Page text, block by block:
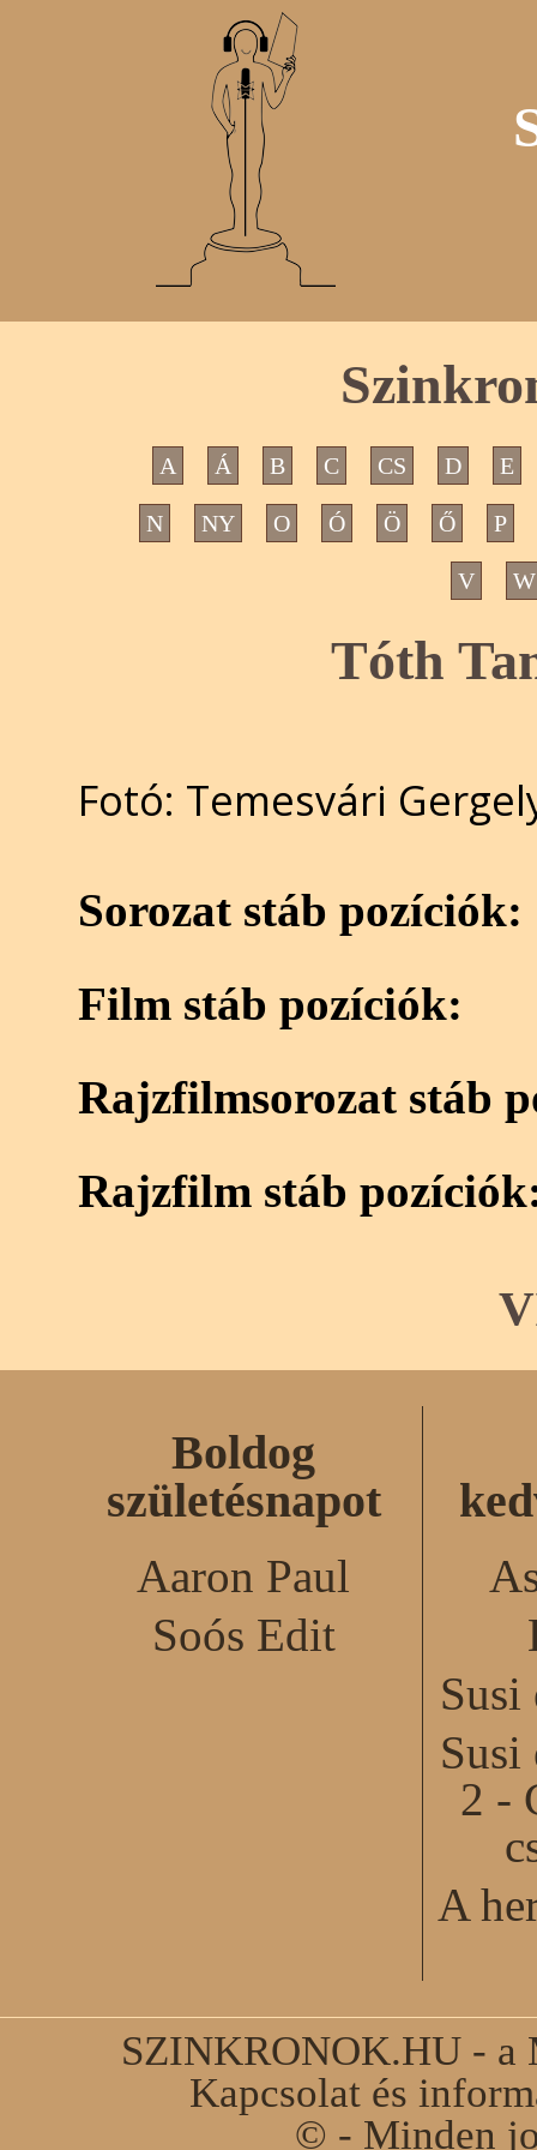
A Á B C CS D E
N NY O Ó Ö Ő P
V W
Tóth
Fotó: Temesvári
Sorozat stáb pozíciók:
Film stáb pozíciók:
Rajzfilmsorozat stáb
Rajzfilm stáb
Boldog
születésnapot
Aaron Paul
Soós Edit
Susi
Susi
2 -
A
SZINKRONOK.HU - a
Kapcsolat és
© - Minden